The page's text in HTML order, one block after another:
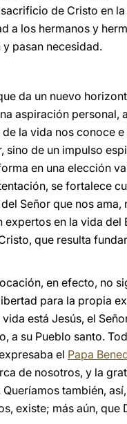
de Cristo en
a los hermanos y
pasan necesidad.
da un nuevo
aspiración personal,
de la vida nos conoce
sino de un impulso
en una elección
se fortalece
Señor que nos ama,
en la vida del
que resulta
en efecto, no
para la propia
está Jesús, el
a su Pueblo santo.
el Papa
de nosotros, y la
también,
existe; más aún, que